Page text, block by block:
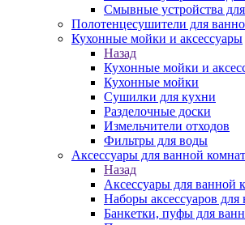
Смывные устройства
Полотенцесушители для
Кухонные мойки и аксессуары
Назад
Кухонные мойки и
Кухонные мойки
Сушилки для кухни
Разделочные доски
Измельчители отходов
Фильтры для воды
Аксессуары для ванной
Назад
Аксессуары для ванной
Наборы аксессуаров
Банкетки, пуфы для